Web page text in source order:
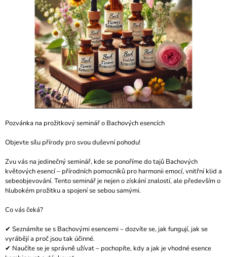
Pozvánka na prožitkový seminář o Bachových esencích
Objevte sílu přírody pro svou duševní pohodu!
Zvu vás na jedinečný seminář, kde se ponoříme do tajů Bachových
květových esencí – přírodních pomocníků pro harmonii emocí, vnitřní klid a
sebeobjevování. Tento seminář je nejen o získání znalostí, ale především o
hlubokém prožitku a spojení se sebou samými.
Co vás čeká?
✔ Seznámíte se s Bachovými esencemi – dozvíte se, jak fungují, jak se
vyrábějí a proč jsou tak účinné.
✔ Naučíte se je správně užívat – pochopíte, kdy a jak je vhodné esence
D
O
P
O
U
U
J
E